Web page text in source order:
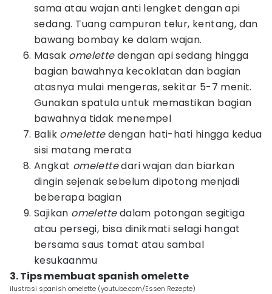
sama atau wajan anti lengket dengan api
sedang. Tuang campuran telur, kentang, dan
bawang bombay ke dalam wajan.
Masak omelettedengan api sedang hingga
bagian bawahnya kecoklatan dan bagian
atasnya mulai mengeras, sekitar 5-7 menit.
Gunakan spatula untuk memastikan bagian
bawahnya tidak menempel
Balik omelettedengan hati-hati hingga kedua
sisi matang merata
Angkat omelettedari wajan dan biarkan
dingin sejenak sebelum dipotong menjadi
beberapa bagian
Sajikan omelettedalam potongan segitiga
atau persegi, bisa dinikmati selagi hangat
bersama saus tomat atau sambal
kesukaanmu
3. Tips membuat spanish omelette
ilustrasi spanish omelette (youtube.com/Essen Rezepte)